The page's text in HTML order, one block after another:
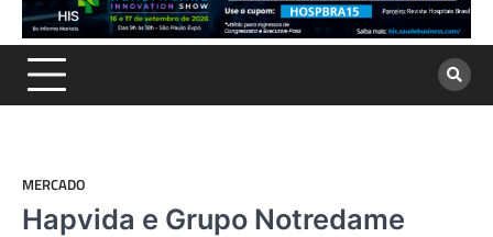
MERCADO
Hapvida e Grupo Notredame